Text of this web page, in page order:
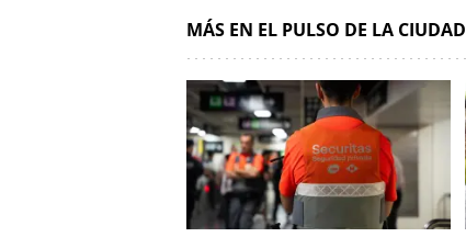
MÁS EN EL PULSO DE LA CIUDAD